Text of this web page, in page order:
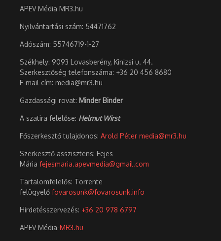
APEV Média MR3.hu
Nyilvántartási szám: 54471762
Adószám: 55746719-1-27
Székhely: 9093 Lovasberény, Kinizsi u. 44.
Szerkesztőség telefonszáma: +36 20 456 8680
E-mail cím: media@mr3.hu
Gazdassági rovat: Minder Binder
A szatira felelőse: Helmut Wirst
Főszerkesztő tulajdonos: Arold Péter media@mr3.hu
Szerkesztő asszisztens: Fejes
Mária fejesmaria.apevmedia@gmail.com
Tartalomfelelős: Torrente
felügyelő fovarosunk@fovarosunk.info
Hirdetésszervezés: +36 20 978 6797
APEV Média-MR3.hu